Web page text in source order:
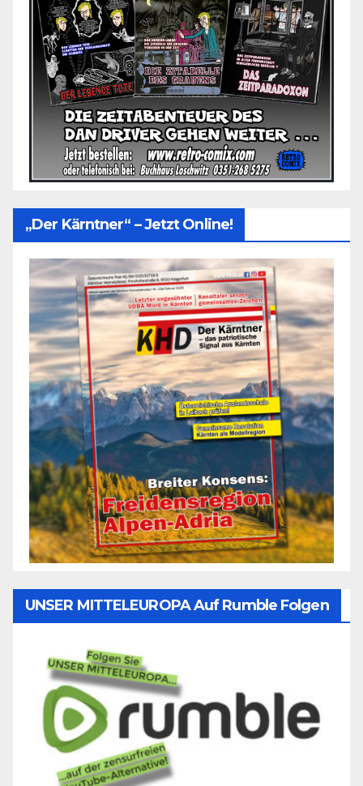
„Der Kärntner“ – Jetzt Online!
UNSER MITTELEUROPA Auf Rumble Folgen